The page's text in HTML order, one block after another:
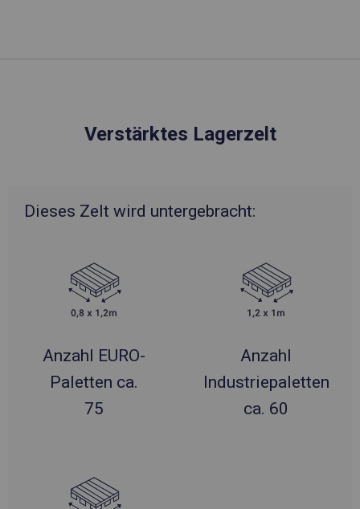
Verstärktes Lagerzelt
Dieses Zelt wird untergebracht:
Anzahl EURO-
Paletten ca.
75
Anzahl
Industriepaletten
ca. 60